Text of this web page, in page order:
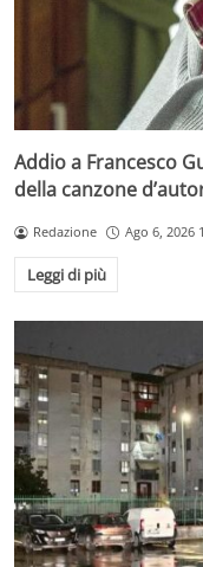
Addio a Francesco
della canzone
Redazione Ago 6, 2026
Leggi di più